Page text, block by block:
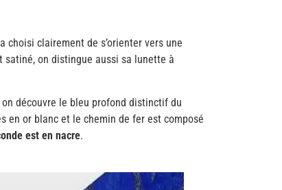
choisi clairement de s’orienter vers une
satiné, on distingue aussi sa lunette à
découvre le bleu profond distinctif du
en or blanc et le chemin de fer est composé
est en nacre.